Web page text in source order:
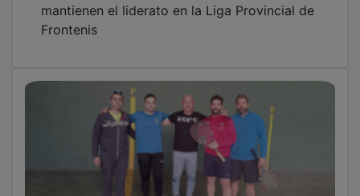
mantienen el liderato en la Liga Provincial de
Frontenis